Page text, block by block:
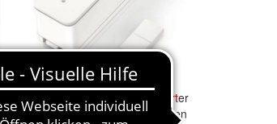
Bosch Smart Home
Tür-/Fensterkontakt II, Smarter
Sensor zum effizienten Heizen